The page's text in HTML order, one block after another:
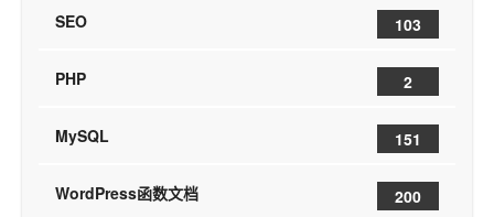
SEO 103
PHP 2
MySQL 151
WordPress函数文档 200